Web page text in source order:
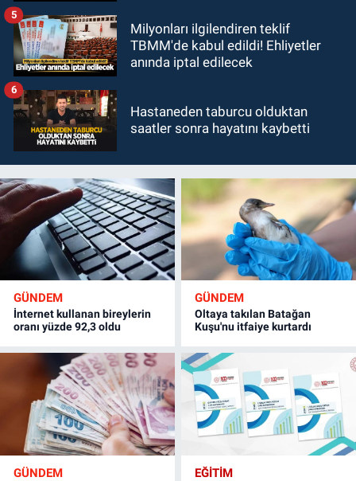
Milyonları ilgilendiren teklif
TBMM'de kabul edildi! Ehliyetler
anında iptal edilecek
5
Hastaneden taburcu olduktan
saatler sonra hayatını kaybetti
6
GÜNDEM
İnternet kullanan bireylerin
oranı yüzde 92,3 oldu
GÜNDEM
Oltaya takılan Batağan
Kuşu'nu itfaiye kurtardı
GÜNDEM EĞİTİM